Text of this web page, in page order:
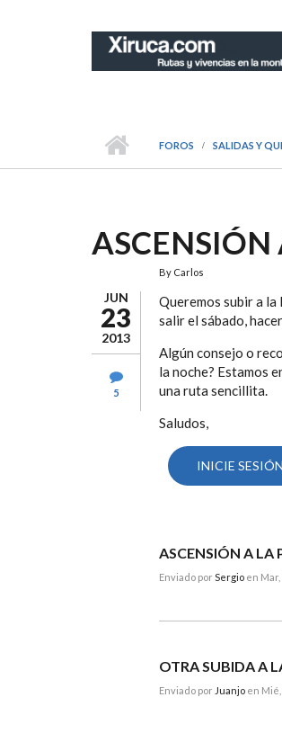
FOROS SALIDAS Y
ASCENSIÓN
JUN
23
2013
5
By Carlos
Queremos subir a la
salir el sábado,
Algún consejo o
la noche? Estamos
una ruta sencillita.
Saludos,
INICIE SESIÓN
ASCENSIÓN A LA
Enviado por Sergio en
OTRA SUBIDA A
Enviado por Juanjo en